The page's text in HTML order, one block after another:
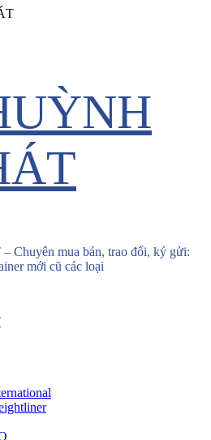
mua bán, trao đổi, ký gửi:
mới cũ các loại